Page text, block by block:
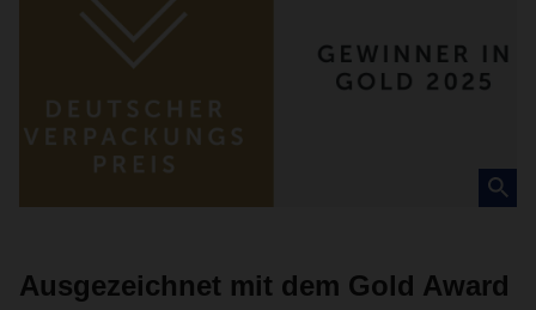
Ausgezeichnet mit dem Gold Award